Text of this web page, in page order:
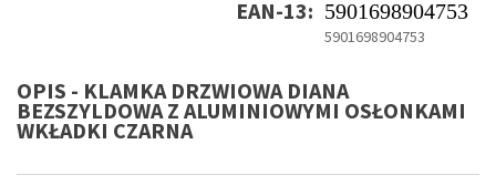
EAN-13: 5901698904753
5901698904753
OPIS - KLAMKA DRZWIOWA DIANA
BEZSZYLDOWA Z ALUMINIOWYMI OSŁONKAMI
WKŁADKI CZARNA